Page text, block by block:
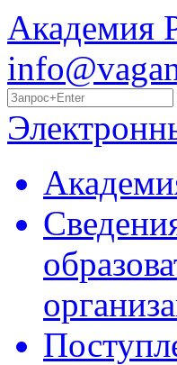
Академия